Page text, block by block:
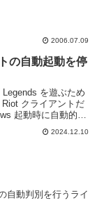
2006.07.09
の自動起動を停
を遊ぶため
クライアントだ
起動時に自動的に
いると思う。しか
に必ずゲームを遊ぶ
2024.12.10
自動判別を行うライ